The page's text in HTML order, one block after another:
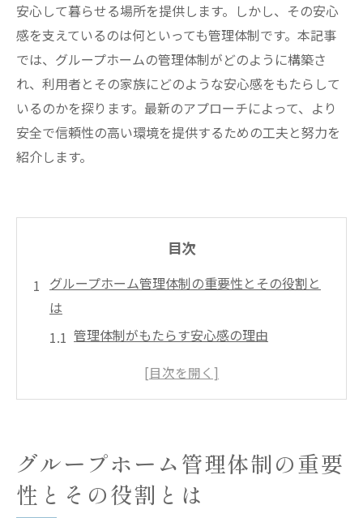
安心して暮らせる場所を提供します。しかし、その安心
感を支えているのは何といっても管理体制です。本記事
では、グループホームの管理体制がどのように構築さ
れ、利用者とその家族にどのような安心感をもたらして
いるのかを探ります。最新のアプローチによって、より
安全で信頼性の高い環境を提供するための工夫と努力を
紹介します。
目次
グループホーム管理体制の重要性とその役割と
は
管理体制がもたらす安心感の理由
グループホームの管理体制の進化の歴史
意義
管理体制の確立がもたらすコミュニティの
グループホーム管理体制の重要
性とその役割とは